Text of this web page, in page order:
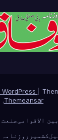
Themeansar
.
بین الاقوامی
کشمیر